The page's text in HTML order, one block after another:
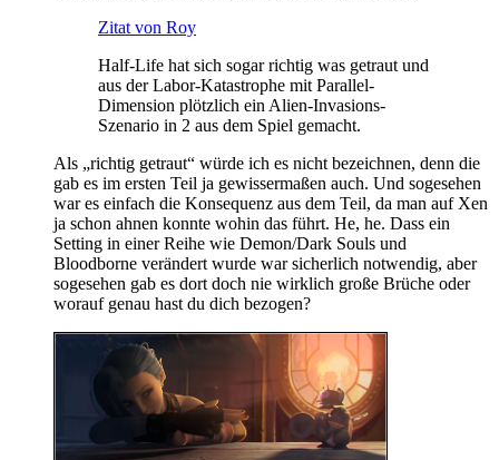
Zitat von Roy
Half-Life hat sich sogar richtig was getraut und
aus der Labor-Katastrophe mit Parallel-
Dimension plötzlich ein Alien-Invasions-
Szenario in 2 aus dem Spiel gemacht.
Als „richtig getraut“ würde ich es nicht bezeichnen, denn die
gab es im ersten Teil ja gewissermaßen auch. Und sogesehen
war es einfach die Konsequenz aus dem Teil, da man auf Xen
ja schon ahnen konnte wohin das führt. He, he. Dass ein
Setting in einer Reihe wie Demon/Dark Souls und
Bloodborne verändert wurde war sicherlich notwendig, aber
sogesehen gab es dort doch nie wirklich große Brüche oder
worauf genau hast du dich bezogen?